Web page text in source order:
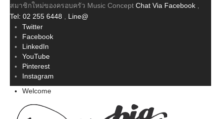
สมาชิกใหม่ของครอบครัว Music Concept Chat Via Facebook
Tel: 02 255 6448
Line@
Twitter
Facebook
LinkedIn
YouTube
Pinterest
Instagram
Welcome